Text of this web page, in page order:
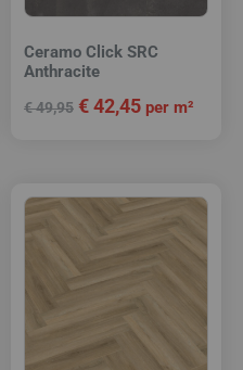
Ceramo Click SRC
Anthracite
€49,95 €42,45 per m²